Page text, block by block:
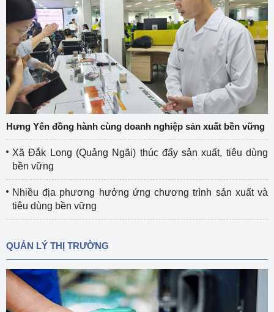
Hưng Yên đồng hành cùng doanh nghiệp sản xuất bền vững
Xã Đắk Long (Quảng Ngãi) thúc đẩy sản xuất, tiêu dùng
bền vững
Nhiều địa phương hưởng ứng chương trình sản xuất và
tiêu dùng bền vững
QUẢN LÝ THỊ TRƯỜNG